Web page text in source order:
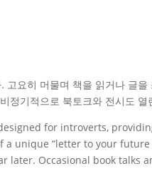
고요히 머물며 책을 읽거나 글
정기적으로 북토크와 전시도 열
for introverts,
a unique “letter to your
later. Occasional book talks